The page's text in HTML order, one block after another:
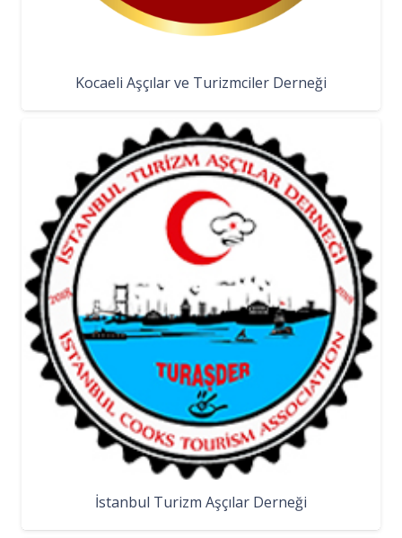
Kocaeli Aşçılar ve Turizmciler Derneği
İstanbul Turizm Aşçılar Derneği